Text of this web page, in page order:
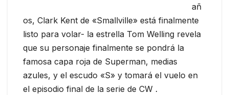
añ
os, Clark Kent de «Smallville» está finalmente
listo para volar- la estrella Tom Welling revela
que su personaje finalmente se pondrá la
famosa capa roja de Superman, medias
azules, y el escudo «S» y tomará el vuelo en
el episodio final de la serie de CW .